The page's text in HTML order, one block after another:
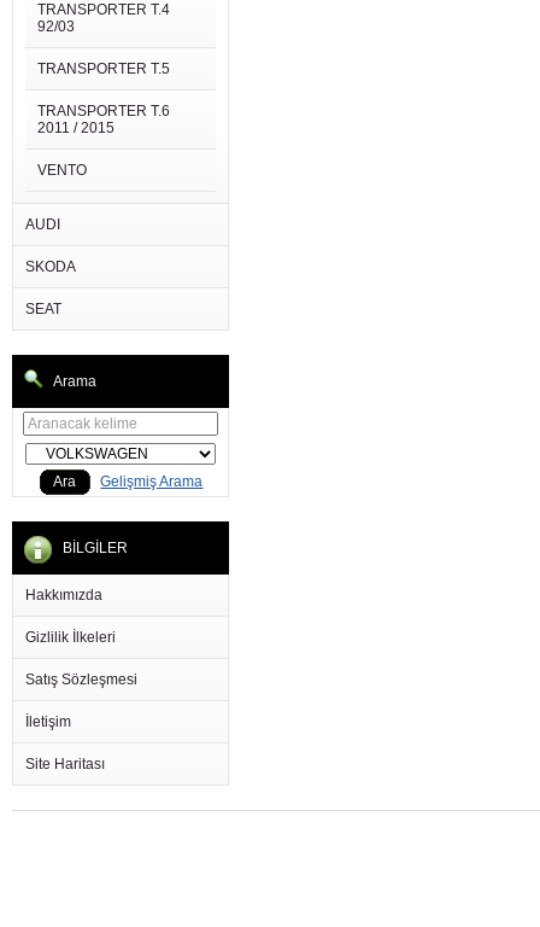
TRANSPORTER T.4
92/03
TRANSPORTER T.5
TRANSPORTER T.6
2011 / 2015
VENTO
AUDI
SKODA
SEAT
Arama
Ara Gelişmiş Arama
BİLGİLER
Hakkımızda
Gizlilik İlkeleri
Satış Sözleşmesi
İletişim
Site Haritası